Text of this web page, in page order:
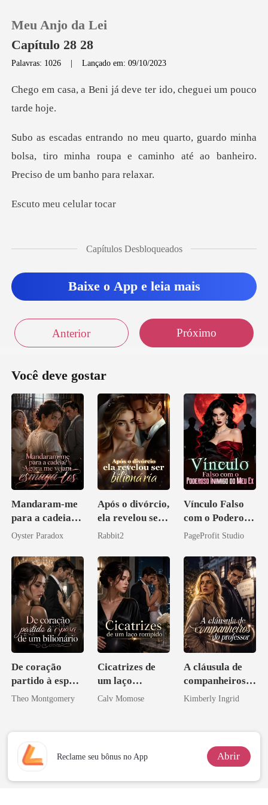
0
Histórico
Meu Anjo da Lei
Capítulo 28 28
Palavras: 1026 |Lançado em: 09/10/2023
já deve ter ido, chegu
minha
bolsa, tiro minha roupa e caminho até a
eu celul
Capítulos Desbloqueados
Baixe o App e leia mais
Anterior Próximo
Você deve gostar
Mandaram-me
para a cadeia?
Agora me
los
Oyster Paradox
Após o divórcio,
ela revelou ser
bilionária
Rabbit2
Vínculo Falso
com o Poderoso
Inimigo do Meu
PageProfit Studio
De coração
partido à esposa
de um bilionário
Theo Montgomery
Cicatrizes de
um laço
rompido
Calv Momose
A cláusula de
companheiros
do professor
Kimberly Ingrid
Reclame seu bônus no App Abrir